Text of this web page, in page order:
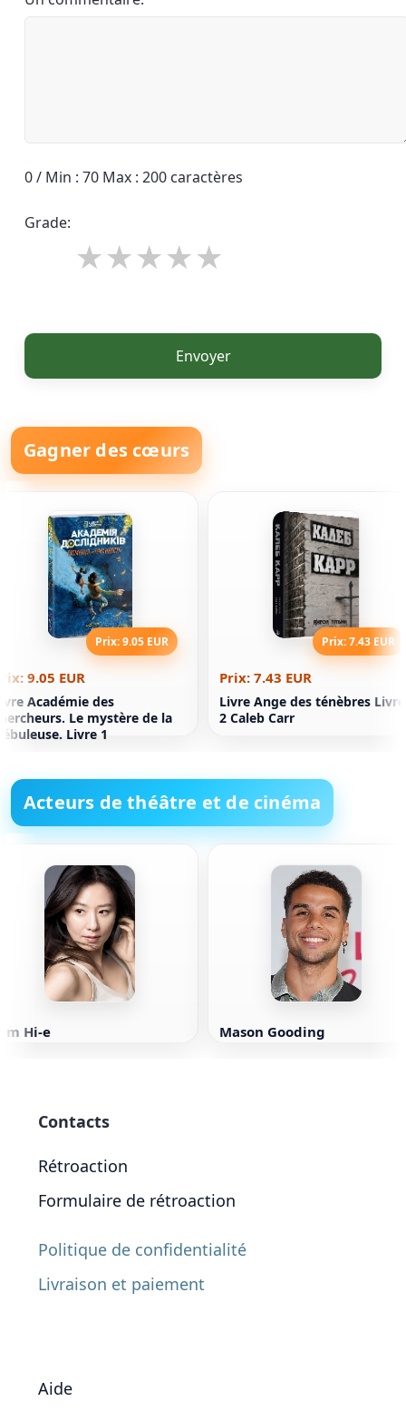
0 / Min : 70 Max : 200 caractères
Grade:
Envoyer
Gagner des cœurs
Prix: 9.05 EUR
9.05 EUR
Académie des
Le mystère de la
Livre 1
Prix: 7.43 EUR
Prix: 7.43 EUR
Livre Ange des ténèbres Livre
2 Caleb Carr
Acteurs de théâtre et de cinéma
Hi-e Mason Gooding
Contacts
Rétroaction
Formulaire de rétroaction
Politique de confidentialité
Livraison et paiement
Aide